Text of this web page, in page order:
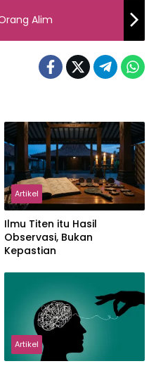
Alim
Artikel
Ilmu Titen itu Hasil
Observasi, Bukan
Kepastian
Artikel